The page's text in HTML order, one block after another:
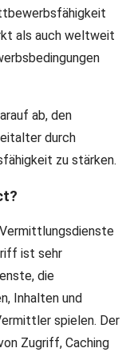
als auch weltweit
ab, den
durch
zu stärken.
ist sehr
die
Inhalten und
spielen. Der
Zugriff, Caching